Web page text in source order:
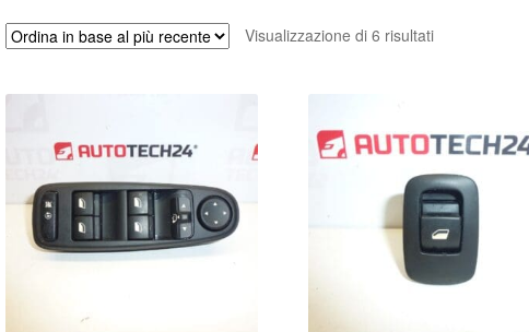
Visualizzazione di 6 risultatiOrdina
più
recente